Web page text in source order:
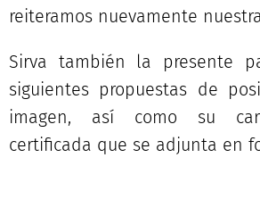
reiteramos nuevamente
Sirva también la presente
siguientes propuestas de
imagen, así como su
certificada que se adjunta en